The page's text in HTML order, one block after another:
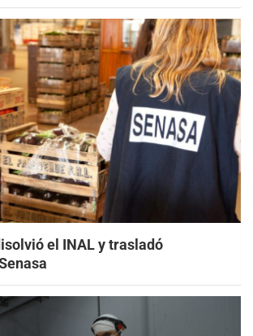
el INAL y trasladó